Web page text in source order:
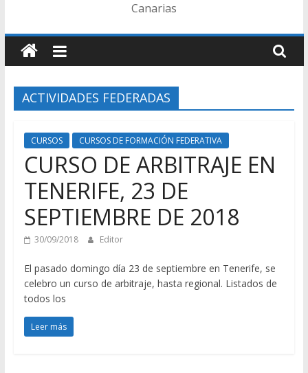
Canarias
ACTIVIDADES FEDERADAS
CURSOS CURSOS DE FORMACIÓN FEDERATIVA
CURSO DE ARBITRAJE EN
TENERIFE, 23 DE
SEPTIEMBRE DE 2018
30/09/2018 Editor
El pasado domingo día 23 de septiembre en Tenerife, se
celebro un curso de arbitraje, hasta regional. Listados de
todos los
Leer más